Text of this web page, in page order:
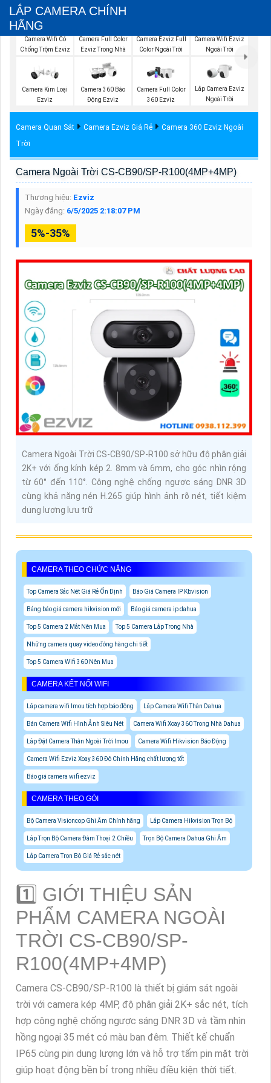
LẮP CAMERA CHÍNH
HÃNG
Camera Wifi Có
Chống Trộm Ezviz
Camera Full Color
Ezviz Trong Nhà
Camera Ezviz Full
Color Ngoài Trời
Camera Wifi Ezviz
Ngoài Trời
Camera Kim Loại
Ezviz
Camera 360 Báo
Động Ezviz
Camera Full Color
360 Ezviz
Lắp Camera Ezviz
Ngoài Trời
Camera Quan Sát Camera Ezviz Giá Rẻ
Camera 360 Ezviz Ngoài
Trời
Camera Ngoài Trời CS-CB90/SP-R100(4MP+4MP)
Thương hiệu: Ezviz
Ngày đăng: 6/5/2025 2:18:07 PM
5%-35%
Camera Ngoài Trời CS-CB90/SP-R100 sở hữu độ phân giải
2K+ với ống kính kép 2. 8mm và 6mm, cho góc nhìn rộng
từ 60° đến 110°. Công nghệ chống ngược sáng DNR 3D
cùng khả năng nén H.265 giúp hình ảnh rõ nét, tiết kiệm
dung lượng lưu trữ
CAMERA THEO CHỨC NĂNG
Top Camera Sắc Nét Giá Rẻ Ổn Định Báo Giá Camera IP Kbvision
Bảng báo giá camera hikvision mới Báo giá camera ip dahua
Top 5 Camera 2 Mắt Nên Mua Top 5 Camera Lắp Trong Nhà
Những camera quay video đóng hàng chi tiết
Top 5 Camera Wifi 360 Nên Mua
CAMERA KẾT NỐI WIFI
Lắp camera wifi Imou tích hợp báo động Lắp Camera Wifi Thân Dahua
Bán Camera Wifi Hình Ảnh Siêu Nét Camera Wifi Xoay 360 Trong Nhà Dahua
Lắp Đặt Camera Thân Ngoài Trời Imou Camera Wifi Hikvision Báo Động
Camera Wifi Ezviz Xoay 360 Độ Chính Hãng chất lượng tốt
Báo giá camera wifi ezviz
CAMERA THEO GÓI
Bộ Camera Visioncop Ghi Âm Chính hãng Lắp Camera Hikvision Trọn Bộ
Lắp Trọn Bộ Camera Đàm Thoại 2 Chiều Trọn Bộ Camera Dahua Ghi Âm
Lắp Camera Trọn Bộ Giá Rẻ sắc nét
1️⃣ GIỚI THIỆU SẢN
PHẨM CAMERA NGOÀI
TRỜI CS-CB90/SP-
R100(4MP+4MP)
Camera CS-CB90/SP-R100 là thiết bị giám sát ngoài
trời với camera kép 4MP, độ phân giải 2K+ sắc nét, tích
hợp công nghệ chống ngược sáng DNR 3D và tầm nhìn
hồng ngoại 35 mét có màu ban đêm. Thiết kế chuẩn
IP65 cùng pin dung lượng lớn và hỗ trợ tấm pin mặt trời
giúp hoạt động bền bỉ trong nhiều điều kiện thời tiết.